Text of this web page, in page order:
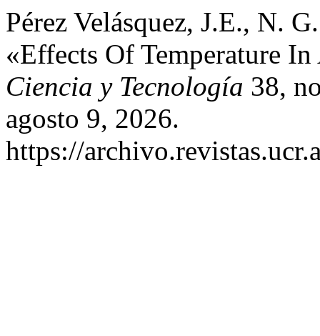
Pérez Velásquez, J.E., N.
«Effects Of Temperature
Ciencia y Tecnología 38,
agosto 9, 2026.
https://